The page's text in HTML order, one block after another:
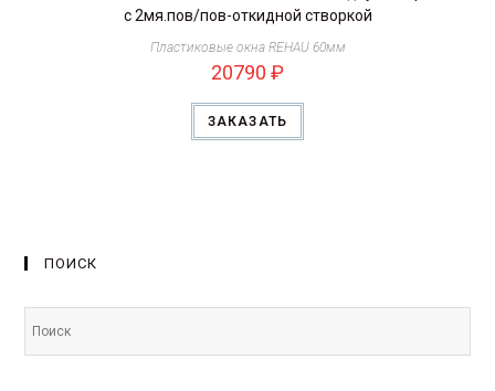
с 2мя.пов/пов-откидной створкой
Пластиковые окна REHAU 60мм
20790 ₽
ЗАКАЗАТЬ
ПОИСК